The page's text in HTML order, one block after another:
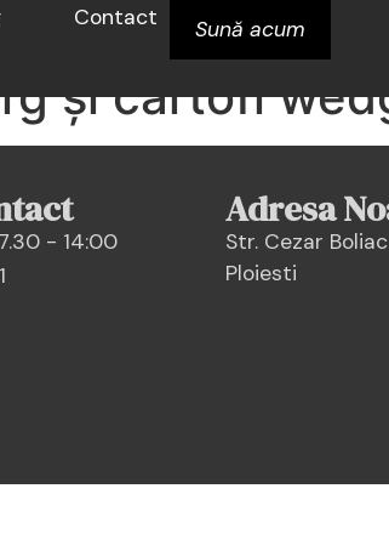
Contact Sună acum
chiflă
și cartofi
- 14:00
Adresa
Str. Cezar
Ploiesti